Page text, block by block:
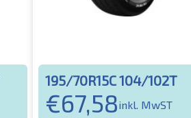
195/70R15C 104/102T
€67,58inkl. MwST